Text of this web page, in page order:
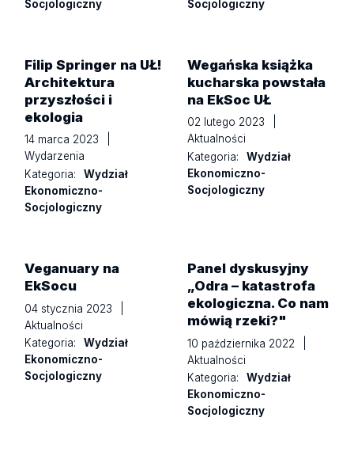
Socjologiczny
Socjologiczny
Filip Springer na UŁ!
Architektura
przyszłości i
ekologia
14 marca 2023
Wydarzenia
Kategoria:
Wydział
Ekonomiczno-
Socjologiczny
Wegańska książka
kucharska powstała
na EkSoc UŁ
02 lutego 2023
Aktualności
Kategoria:
Wydział
Ekonomiczno-
Socjologiczny
Veganuary na
EkSocu
04 stycznia 2023
Aktualności
Kategoria:
Wydział
Ekonomiczno-
Socjologiczny
Panel dyskusyjny
„Odra – katastrofa
ekologiczna. Co nam
mówią rzeki?"
10 października 2022
Aktualności
Kategoria:
Wydział
Ekonomiczno-
Socjologiczny